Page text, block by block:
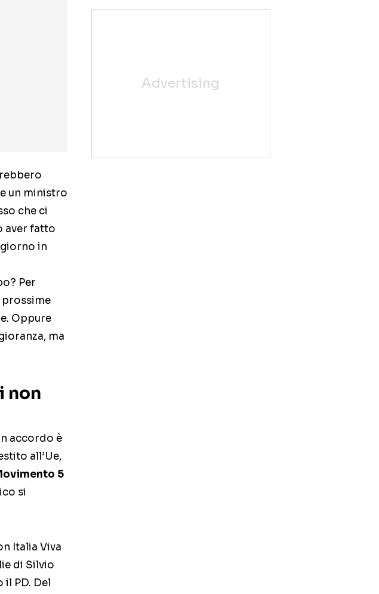
un ministro
che ci
aver fatto
in
Per
prossime
Oppure
ma
non
accordo è
all’Ue,
5
si
Italia Viva
di Silvio
PD. Del